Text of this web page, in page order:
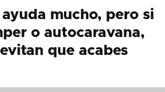
mucho, pero si
o autocaravana,
que acabes